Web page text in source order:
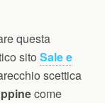
questa
sito Sale e
scettica
come